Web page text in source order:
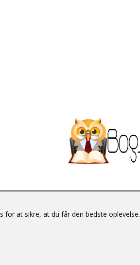
for at sikre, at du får den bedste oplevelse.